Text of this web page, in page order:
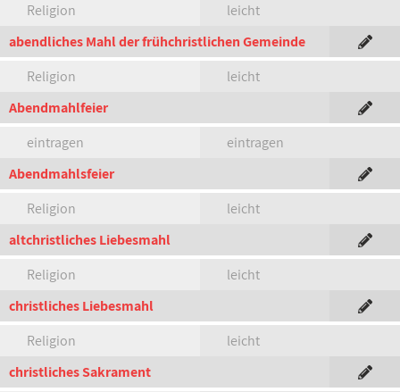
Religion
leicht
abendliches Mahl der frühchristlichen Gemeinde
Religion
leicht
Abendmahlfeier
eintragen
eintragen
Abendmahlsfeier
Religion
leicht
altchristliches Liebesmahl
Religion
leicht
christliches Liebesmahl
Religion
leicht
christliches Sakrament